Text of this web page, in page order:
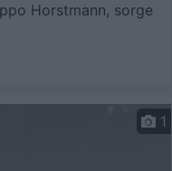
Horstmann, sorge
1